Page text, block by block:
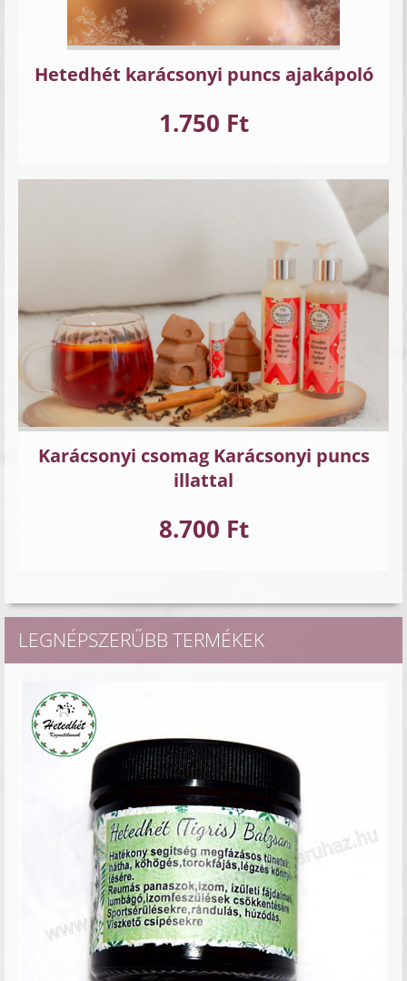
Hetedhét karácsonyi puncs ajakápoló
1.750 Ft
Karácsonyi csomag Karácsonyi puncs
illattal
8.700 Ft
LEGNÉPSZERŰBB TERMÉKEK